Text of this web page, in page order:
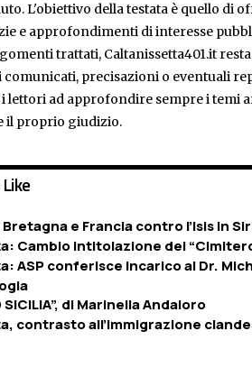
L'obiettivo della testata è quello di
e approfondimenti di interesse
trattati, Caltanissetta401.it
comunicati, precisazioni o eventuali
lettori ad approfondire sempre i temi
il proprio giudizio.
e Francia contro l’Isis in
Cambio intitolazione del
ASP conferisce incarico al Dr.
SICILIA”, di Marinella Andaloro
contrasto all’immigrazione